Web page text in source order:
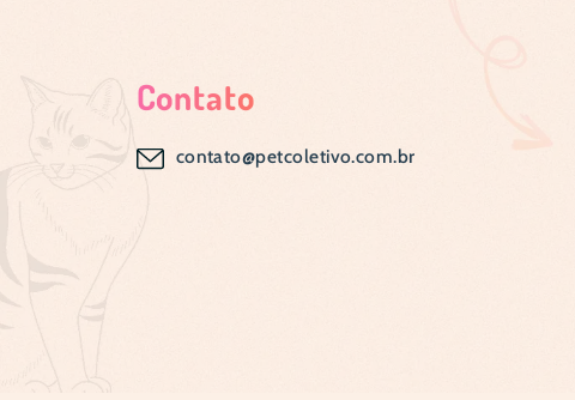
Contato
contato@petcoletivo.com.br